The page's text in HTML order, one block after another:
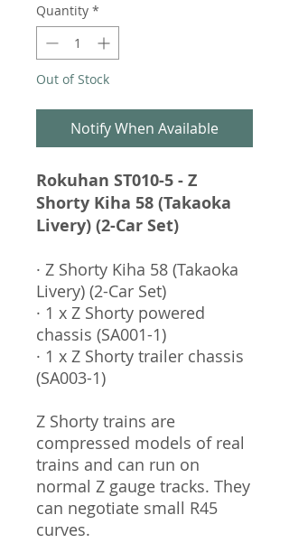
Quantity *
Out of Stock
Notify When Available
Rokuhan ST010-5 - Z
Shorty Kiha 58 (Takaoka
Livery) (2-Car Set)
· Z Shorty Kiha 58 (Takaoka
Livery) (2-Car Set)
· 1 x Z Shorty powered
chassis (SA001-1)
· 1 x Z Shorty trailer chassis
(SA003-1)
Z Shorty trains are
compressed models of real
trains and can run on
normal Z gauge tracks. They
can negotiate small R45
curves.